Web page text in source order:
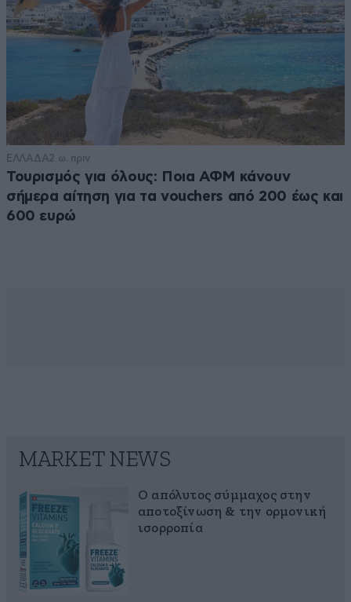
ΕΛΛΑΔΑ2 ω. πριν
Τουρισμός για όλους: Ποια ΑΦΜ κάνουν
σήμερα αίτηση για τα vouchers από 200 έως και
600 ευρώ
MARKET NEWS
Ο απόλυτος σύμμαχος στην
αποτοξίνωση & την ορμονική
ισορροπία